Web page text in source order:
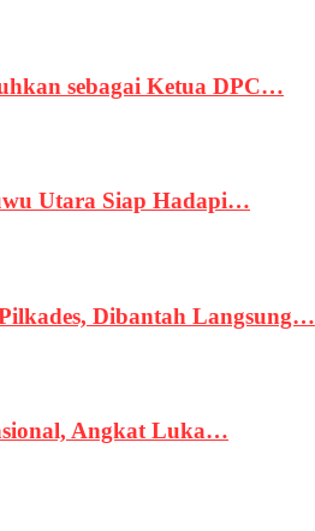
sebagai Ketua DPC…
Utara Siap Hadapi…
Dibantah Langsung…
Angkat Luka…